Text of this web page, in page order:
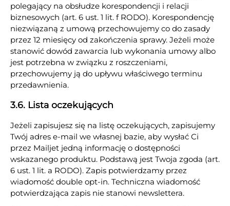
polegający na obsłudze korespondencji i relacji
biznesowych (art. 6 ust. 1 lit. f RODO). Korespondencję
niezwiązaną z umową przechowujemy co do zasady
przez 12 miesięcy od zakończenia sprawy. Jeżeli może
stanowić dowód zawarcia lub wykonania umowy albo
jest potrzebna w związku z roszczeniami,
przechowujemy ją do upływu właściwego terminu
przedawnienia.
3.6. Lista oczekujących
Jeżeli zapisujesz się na listę oczekujących, zapisujemy
Twój adres e-mail we własnej bazie, aby wysłać Ci
przez Mailjet jedną informację o dostępności
wskazanego produktu. Podstawą jest Twoja zgoda (art.
6 ust. 1 lit. a RODO). Zapis potwierdzamy przez
wiadomość double opt-in. Techniczna wiadomość
potwierdzająca zapis nie stanowi newslettera.